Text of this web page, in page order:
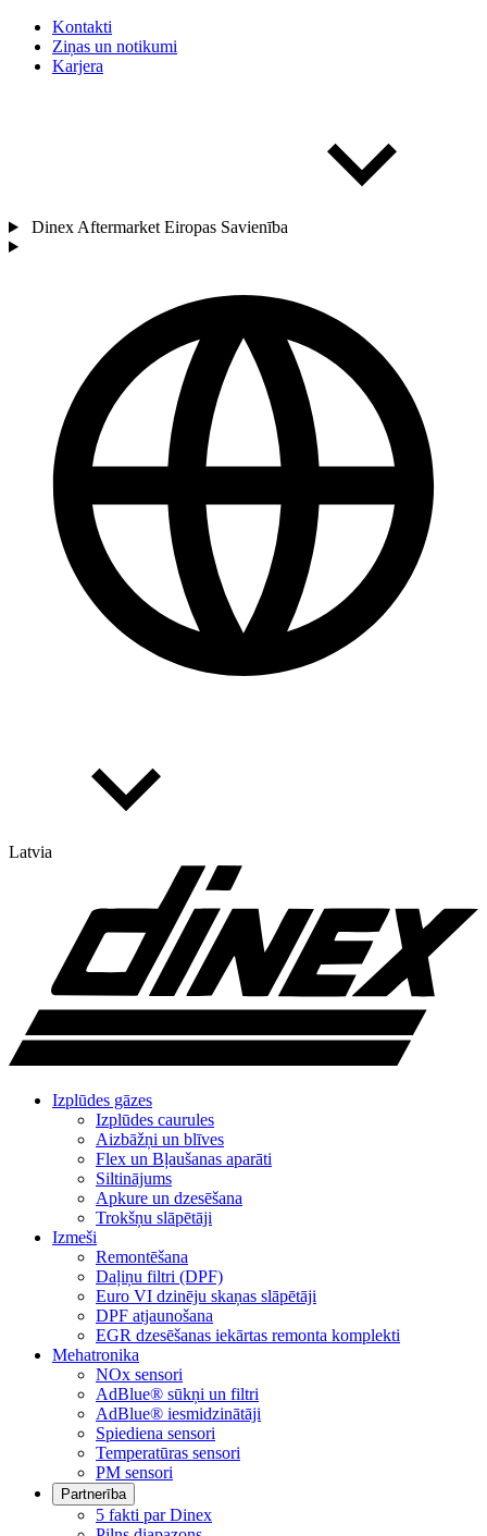
Kontakti
Ziņas un notikumi
Karjera
Dinex Aftermarket Eiropas Savienība
Latvia
Izplūdes gāzes
Izplūdes caurules
Aizbāžņi un blīves
Flex un Bļaušanas aparāti
Siltinājums
Apkure un dzesēšana
Trokšņu slāpētāji
Izmeši
Remontēšana
Daļiņu filtri (DPF)
Euro VI dzinēju skaņas slāpētāji
DPF atjaunošana
EGR dzesēšanas iekārtas remonta komplekti
Mehatronika
NOx sensori
AdBlue® sūkņi un filtri
AdBlue® iesmidzinātāji
Spiediena sensori
Temperatūras sensori
PM sensori
Partnerība
5 fakti par Dinex